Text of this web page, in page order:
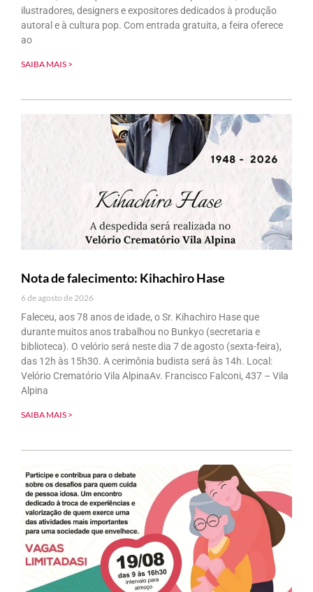
ilustradores, designers e expositores dedicados à produção
autoral e à cultura pop. Com entrada gratuita, a feira oferece
ao
SAIBA MAIS >
Nota de falecimento: Kihachiro Hase
6 de agosto de 2026
Faleceu, aos 78 anos de idade, o Sr. Kihachiro Hase que
durante muitos anos trabalhou no Bunkyo (secretaria e
biblioteca). O velório será neste dia 7 de agosto (sexta-feira),
das 12h às 15h30. A cerimônia budista será às 14h. Local:
Velório Crematório Vila AlpinaAv. Francisco Falconi, 437 – Vila
Alpina
SAIBA MAIS >